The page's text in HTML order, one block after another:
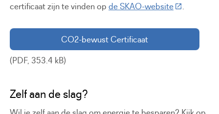
certificaat zijn te vinden op de SKAO-website(Deze link
.
CO2-bewust Certificaat
(PDF, 353.4 kB)
Zelf aan de slag?